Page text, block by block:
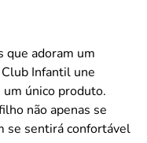
que adoram um
Infantil une
único produto.
não apenas se
se sentirá confortável